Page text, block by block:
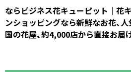
ならビジネス花キューピット｜花
ンショッピングなら新鮮なお花、
国の花屋、約4,000店から直接お届